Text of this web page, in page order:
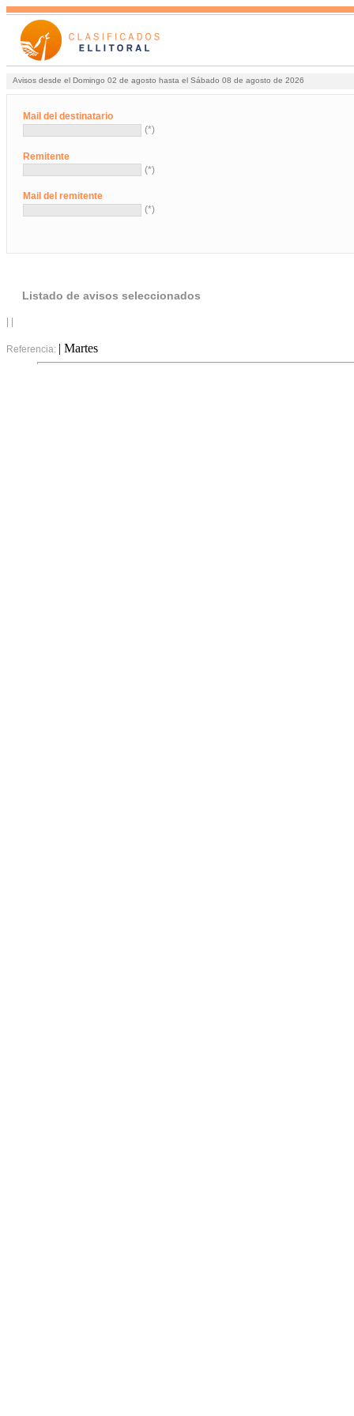
Avisos desde el Domingo 02 de agosto hasta el Sábado 08 de agosto de 2026
Mail del destinatario
(*)
Remitente
(*)
Mail del remitente
(*)
Listado de avisos seleccionados
Referencia: | Martes